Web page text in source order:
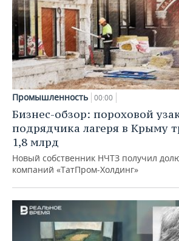
Промышленность 00:00
Бизнес-обзор: пороховой
подрядчика лагеря в Крыму
1,8 млрд
Новый собственник НЧТЗ получил
компаний «ТатПром-Холдинг»